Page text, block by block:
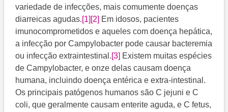
variedade de infecções, mais comumente doenças
diarreicas agudas.[1] [2] ​​​ Em idosos, pacientes
imunocomprometidos e aqueles com doença hepática,
a infecção por Campylobacter pode causar bacteremia
ou infecção extraintestinal.[3] ​​ Existem muitas espécies
de Campylobacter, e onze delas causam doença
humana, incluindo doença entérica e extra-intestinal.
Os principais patógenos humanos são C jejuni e C
coli, que geralmente causam enterite aguda, e C fetus,